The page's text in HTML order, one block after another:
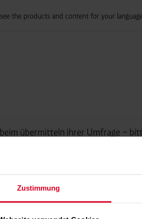
Zustimmung
the products and content for your
beim übermitteln ihrer Umfrage –